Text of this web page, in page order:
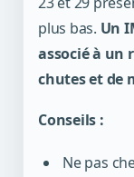
plus bas. Un
associé à un
chutes et de
Conseils :
Ne pas